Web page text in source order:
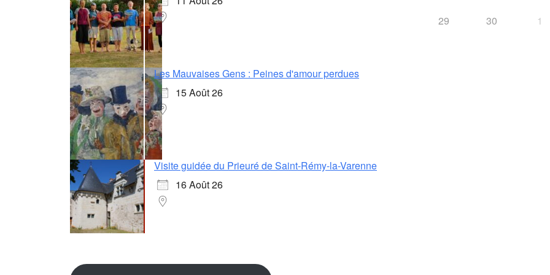
Les Mauvaises Gens : Peines d'amour perdues
15 Août 26
Visite guidée du Prieuré de Saint-Rémy-la-Varenne
16 Août 26
29 30 1